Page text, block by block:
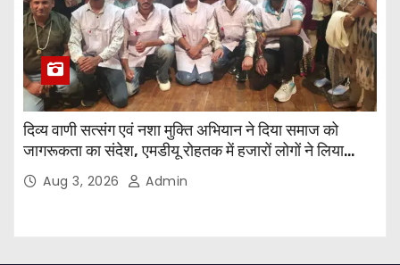
दिव्य वाणी सत्संग एवं नशा मुक्ति अभियान ने दिया समाज को
जागरूकता का संदेश, एमडीयू रोहतक में हजारों लोगों ने लिया
संकल्पAug 3, 2026 Admin